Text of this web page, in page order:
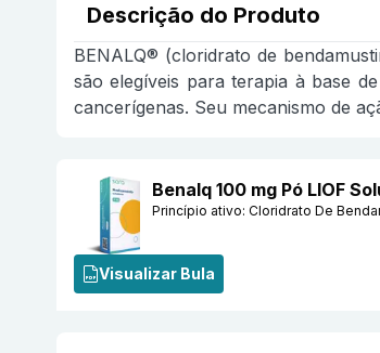
Descrição do Produto
BENALQ® (cloridrato de
são elegíveis para terapia à base
cancerígenas. Seu mecanismo de
Benalq 100 mg Pó LIOF
Princípio ativo: Cloridrato De
Visualizar Bula